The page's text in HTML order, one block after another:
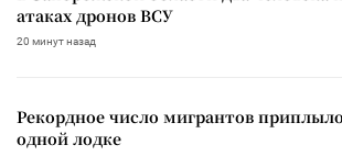
атаках дронов ВСУ
20 минут назад
Рекордное число мигрантов
одной лодке